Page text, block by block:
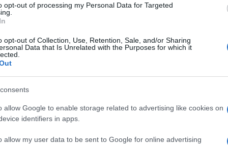
opt-out of processing my Personal Data for Targeted
opt-out of Collection, Use, Retention, Sale, and/or Sharing
Data that Is Unrelated with the Purposes for which it
allow Google to enable storage related to advertising like cookies on
identifiers in apps.
allow my user data to be sent to Google for online advertising
Υποβολή σχολίου
ΙΜΙΑ
ΨΑΡΑΔΕΣ